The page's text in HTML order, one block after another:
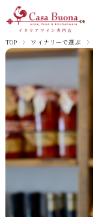
TOP ワイナリーで選ぶ